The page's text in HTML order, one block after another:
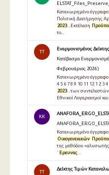
Καταχωρημένο
Πολιτική Διατήρησης
2023...Εκτέλεση
το...
TT
Εναρμονισμένος
Κατέβασμα
Φεβρουάριος 2026 )
Καταχωρημένο
4 5 6 7 8 9 10 11 12 1 2 3
2023...των συντελεστών
Εθνικοί Λογαριασμοί και
KK
Καταχωρημένο
Οικογενειακών
της μεθόδου
´ Ερευνας...
TT
Δείκτης Τιμών